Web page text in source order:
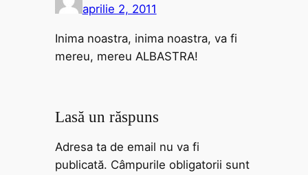
aprilie 2, 2011
Inima noastra, inima noastra, va fi
mereu, mereu ALBASTRA!
Lasă un răspuns
Adresa ta de email nu va fi
publicată. Câmpurile obligatorii sunt